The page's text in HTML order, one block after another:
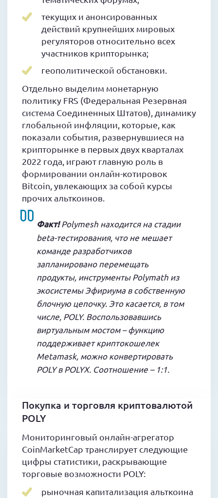
текущих и анонсированных
действий крупнейших мировых
регуляторов относительно всех
участников крипторынка;
геополитической обстановки.
Отдельно выделим монетарную
политику FRS (Федеральная Резервная
система Соединенных Штатов), динамику
глобальной инфляции, которые, как
показали события, развернувшиеся на
крипторынке в первых двух кварталах
2022 года, играют главную роль в
формировании онлайн-котировок
Bitcoin, увлекающих за собой курсы
прочих альткоинов.
Факт!Polymesh находится на стадии
beta-тестирования, что не мешает
команде разработчиков
запланировано перемещать
продукты, инструменты Polymath из
экосистемы Эфириума в собственную
блочную цепочку. Это касается, в том
числе, POLY. Воспользовавшись
виртуальным мостом – функцию
поддерживает криптокошелек
Metamask, можно конвертировать
POLY в POLYX. Соотношение – 1:1.
Покупка и торговля криптовалютой
POLY
Мониторинговый онлайн-агрегатор
CoinMarketCap транслирует следующие
цифры статистики, раскрывающие
торговые возможности POLY:
рыночная капитализация альткоина